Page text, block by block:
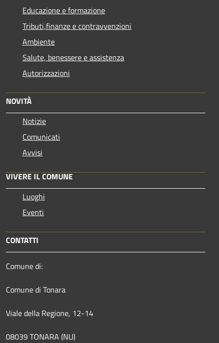
Educazione e formazione
Tributi,finanze e contravvenzioni
Ambiente
Salute, benessere e assistenza
Autorizzazioni
NOVITÀ
Notizie
Comunicati
Avvisi
VIVERE IL COMUNE
Luoghi
Eventi
CONTATTI
Comune di:
Comune di Tonara
Viale della Regione, 12-14
08039 TONARA (NU)